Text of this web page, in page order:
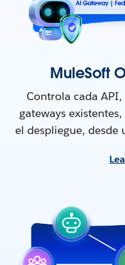
MuleSoft
Controla cada
gateways
el despliegue,